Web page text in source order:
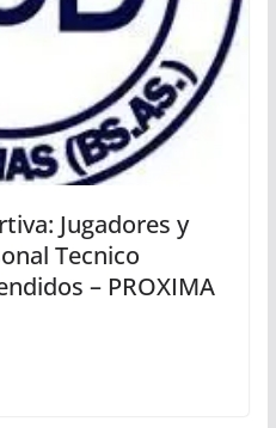
Jugadores y
Tecnico
– PROXIMA